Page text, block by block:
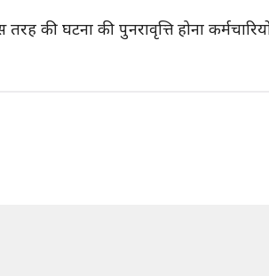
की घटना की पुनरावृत्ति होना